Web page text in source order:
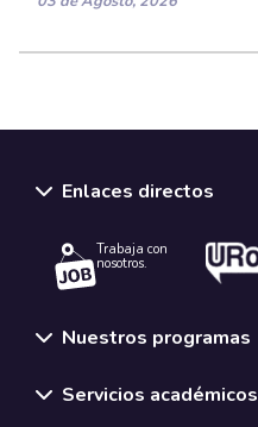
Enlaces directos
Trabaja con
nosotros.
Nuestros programas
Servicios académicos